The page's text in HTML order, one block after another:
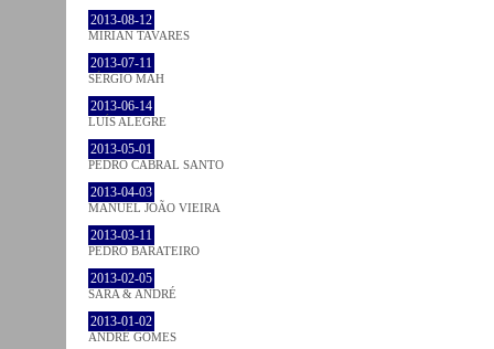
2013-08-12
MIRIAN TAVARES
2013-07-11
SÉRGIO MAH
2013-06-14
LUÍS ALEGRE
2013-05-01
PEDRO CABRAL SANTO
2013-04-03
MANUEL JOÃO VIEIRA
2013-03-11
PEDRO BARATEIRO
2013-02-05
SARA & ANDRÉ
2013-01-02
ANDRÉ GOMES